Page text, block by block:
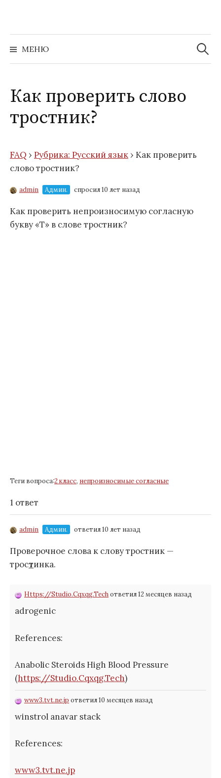
содержимому
МЕНЮ
Найти:
Как проверить слово
тростник?
FAQ › Рубрика: Русский язык › Как проверить
слово тростник?
admin Админ. спросил 10 лет назад
Как проверить непроизносимую согласную
букву «Т» в слове тростник?
Теги вопроса:2 класс, непроизносимые согласные
1 ответ
admin Админ. ответил 10 лет назад
Проверочное слова к слову тростник —
тростинка.
Https://Studio.Cqxqg.Techответил 12 месяцев назад
adrogenic
References:
Anabolic Steroids High Blood Pressure
(https://Studio.Cqxqg.Tech)
www3.tvt.ne.jp ответил 10 месяцев назад
winstrol anavar stack
References:
www3.tvt.ne.jp